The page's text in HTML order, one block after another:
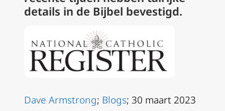
details in de Bijbel bevestigd.
Dave Armstrong; Blogs; 30 maart 2023